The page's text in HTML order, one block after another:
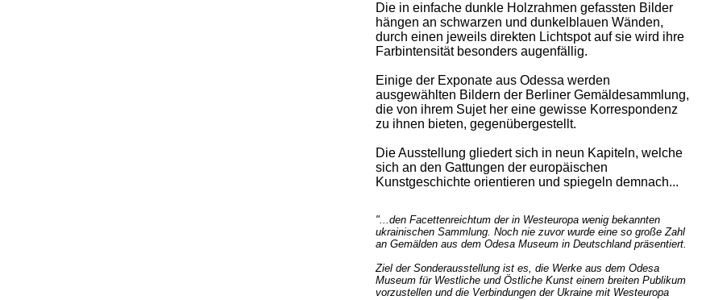
Die in einfache dunkle Holzrahmen gefassten Bilder
hängen an schwarzen und dunkelblauen Wänden,
durch einen jeweils direkten Lichtspot auf sie wird ihre
Farbintensität besonders augenfällig.
Einige der Exponate aus Odessa werden
ausgewählten Bildern der Berliner Gemäldesammlung,
die von ihrem Sujet her eine gewisse Korrespondenz
zu ihnen bieten, gegenübergestellt.
Die Ausstellung gliedert sich in neun Kapiteln, welche
sich an den Gattungen der europäischen
Kunstgeschichte orientieren und spiegeln demnach...
"...den Facettenreichtum der in Westeuropa wenig bekannten
ukrainischen Sammlung. Noch nie zuvor wurde eine so große Zahl
an Gemälden aus dem Odesa Museum in Deutschland präsentiert.
Ziel der Sonderausstellung ist es, die Werke aus dem Odesa
Museum für Westliche und Östliche Kunst einem breiten Publikum
vorzustellen und die Verbindungen der Ukraine mit Westeuropa